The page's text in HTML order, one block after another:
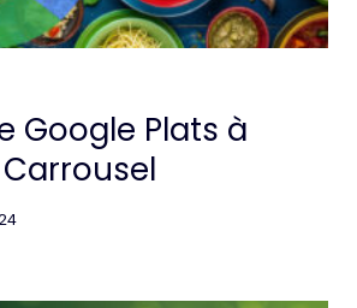
Google Plats à